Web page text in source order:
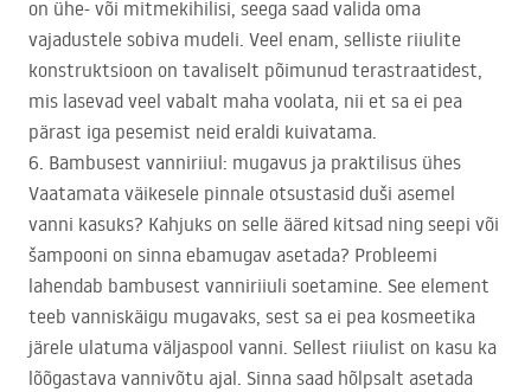
on ühe- või mitmekihilisi, seega saad valida oma
vajadustele sobiva mudeli. Veel enam, selliste riiulite
konstruktsioon on tavaliselt põimunud terastraatidest,
mis lasevad veel vabalt maha voolata, nii et sa ei pea
pärast iga pesemist neid eraldi kuivatama.
6. Bambusest vanniriiul: mugavus ja praktilisus ühes
Vaatamata väikesele pinnale otsustasid duši asemel
vanni kasuks? Kahjuks on selle ääred kitsad ning seepi või
šampooni on sinna ebamugav asetada? Probleemi
lahendab bambusest vanniriiuli soetamine. See element
teeb vanniskäigu mugavaks, sest sa ei pea kosmeetika
järele ulatuma väljaspool vanni. Sellest riiulist on kasu ka
lõõgastava vannivõtu ajal. Sinna saad hõlpsalt asetada